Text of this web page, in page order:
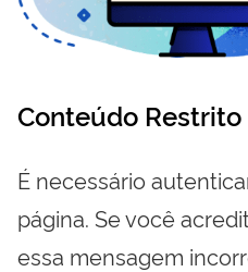
Conteúdo Restrito
É necessário
página. Se você
essa mensagem